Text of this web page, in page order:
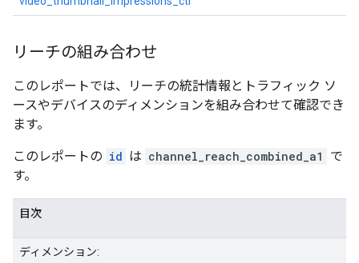
リーチの組み合わせ
このレポートでは、リーチの統計情報とトラフィック ソ
ースやデバイスのディメンションを組み合わせて確認でき
ます。
このレポートの id は channel_reach_combined_a1
で
す。
目次
ディメンション: